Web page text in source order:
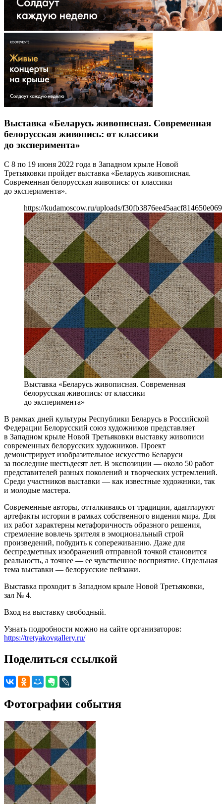
Выставка «Беларусь живописная. Современная
белорусская живопись: от классики
до эксперимента»
С 8 по 19 июня 2022 года в Западном крыле Новой
Третьяковки пройдет выставка «Беларусь живописная.
Современная белорусская живопись: от классики
до эксперимента».
https://kudamoscow.ru/uploads/
Выставка «Беларусь живописная. Современная
белорусская живопись: от классики
до эксперимента»
В рамках дней культуры Республики Беларусь в Российской
Федерации Белорусский союз художников представляет
в Западном крыле Новой Третьяковки выставку живописи
современных белорусских художников. Проект
демонстрирует изобразительное искусство Беларуси
за последние шестьдесят лет. В экспозиции — около 50 работ
представителей разных поколений и творческих устремлений.
Среди участников выставки — как известные художники, так
и молодые мастера.
Современные авторы, отталкиваясь от традиции, адаптируют
артефакты истории в рамках собственного видения мира. Для
их работ характерны метафоричность образного решения,
стремление вовлечь зрителя в эмоциональный строй
произведений, побудить к сопереживанию. Даже для
беспредметных изображений отправной точкой становится
реальность, а точнее — ее чувственное восприятие. Отдельная
тема выставки — белорусские пейзажи.
Выставка проходит в Западном крыле Новой Третьяковки,
зал № 4.
Вход на выставку свободный.
Узнать подробности можно на сайте организаторов:
https://tretyakovgallery.ru/
Поделиться ссылкой
Фотографии события